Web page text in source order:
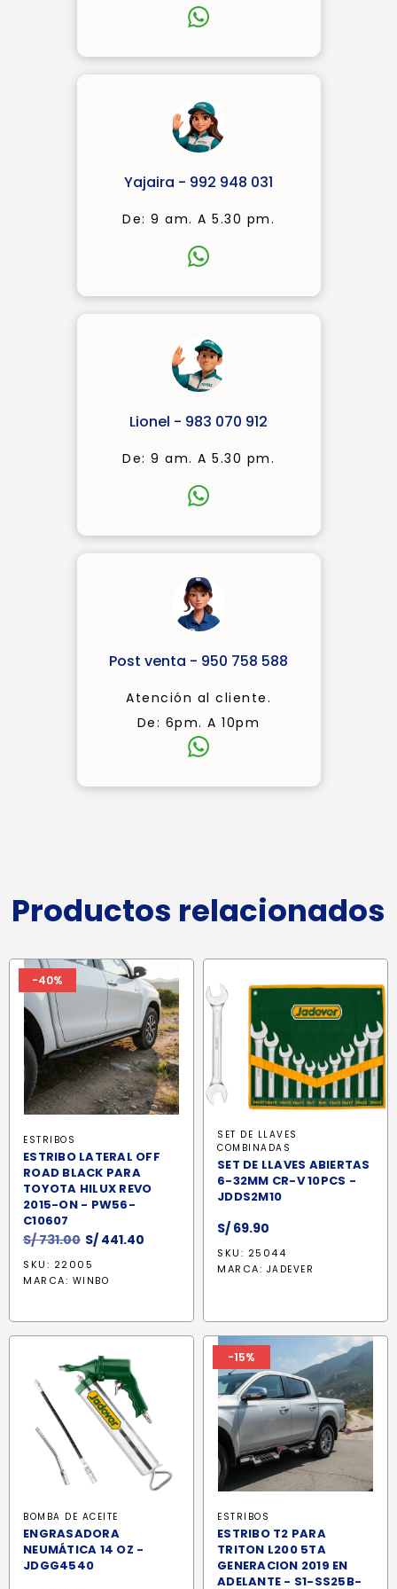
Yajaira - 992 948 031
De: 9 am. A 5.30 pm.
Lionel - 983 070 912
De: 9 am. A 5.30 pm.
Post venta - 950 758 588
Atención al cliente.
De: 6pm. A 10pm
Productos relacionados
-40%
ESTRIBOS
ESTRIBO LATERAL OFF
ROAD BLACK PARA
TOYOTA HILUX REVO
2015-ON - PW56-
C10607
S/731.00 El
precio
original
S/ 441.40
SKU: 22005
MARCA: WINBO
SET DE LLAVES
COMBINADAS
SET DE LLAVES ABIERTAS
6-32MM CR-V 10PCS -
JDDS2M10
S/ 69.90
SKU: 25044
MARCA: JADEVER
BOMBA DE ACEITE
ENGRASADORA
NEUMÁTICA 14 OZ -
JDGG4540
-15%
ESTRIBOS
ESTRIBO T2 PARA
TRITON L200 5TA
GENERACION 2019 EN
ADELANTE - S1-SS25B-